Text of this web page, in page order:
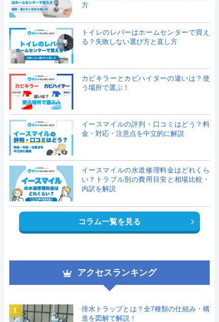
方
トイレのレバーはホームセンターで買え
る？失敗しない選び方と直し方
カビキラーとカビハイターの違いは？使
う場所で選ぶ！
イースマイルの評判・口コミはどう？料
金・対応・注意点を中立的に解説
イースマイルの水道修理料金はどれくら
い？トラブル別の費用目安と相場比較・
内訳を解説
コラム一覧を見る
アクセスランキング
1
排水トラップとは？全7種類の仕組み・構
造を図解で解説！